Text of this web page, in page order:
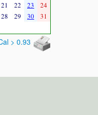
21 22 23
24
28 29 30 31
> 0.93